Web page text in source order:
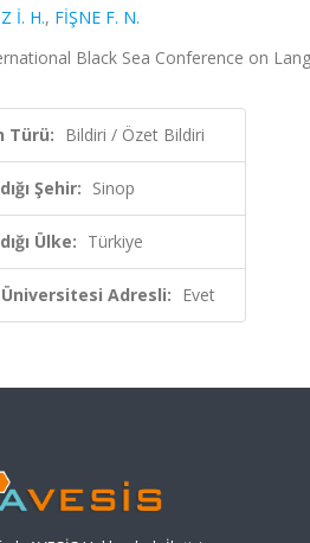
İ. H., FİŞNE F. N.
Black Sea Conference on
Türü: Bildiri / Özet Bildiri
Şehir: Sinop
Ülke: Türkiye
Üniversitesi Adresli: Evet